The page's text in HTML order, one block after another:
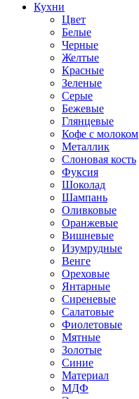
Кухни
Цвет
Белые
Черные
Желтые
Красные
Зеленые
Серые
Бежевые
Глянцевые
Кофе с молоком
Металлик
Слоновая кость
Фуксия
Шоколад
Шампань
Оливковые
Оранжевые
Вишневые
Изумрудные
Венге
Ореховые
Янтарные
Сиреневые
Салатовые
Фиолетовые
Мятные
Золотые
Синие
Материал
МДФ